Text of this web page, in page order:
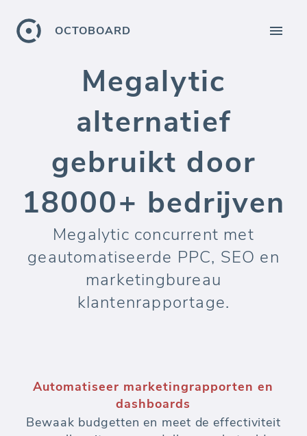
OCTOBOARD
Megalytic
alternatief
gebruikt door
18000+ bedrijven
Megalytic concurrent met
geautomatiseerde PPC, SEO en
marketingbureau
klantenrapportage.
Automatiseer marketingrapporten en
dashboards
Bewaak budgetten en meet de effectiviteit